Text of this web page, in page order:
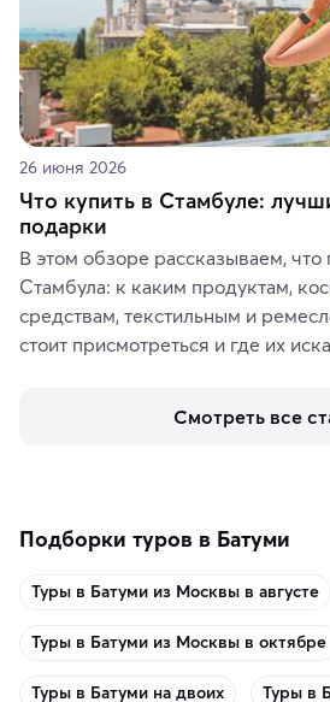
26 июня 2026
Что купить в Стамбуле:
подарки
В этом обзоре рассказываем, что
Стамбула: к каким продуктам,
средствам, текстильным и
стоит присмотреться и где их
аутентичных лавках — в подарок
Смотреть все
Подборки туров в Батуми
Туры в Батуми из Москвы в августе
Туры в Батуми из Москвы в октябре
Туры в Батуми на двоих Туры в